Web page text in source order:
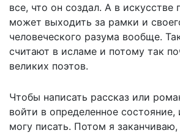
все, что он создал. А в искусстве
может выходить за рамки и
человеческого разума вообще.
считают в исламе и потому так
великих поэтов.
Чтобы написать рассказ или
войти в определенное состояние,
могу писать. Потом я